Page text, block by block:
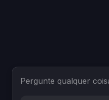
Pergunte qualquer